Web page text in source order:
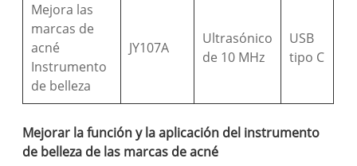
Mejora las
marcas de
acné
Instrumento
de belleza
JY107A
Ultrasónico
de 10 MHz
USB
tipo C
Mejorar la función y la aplicación del instrumento
de belleza de las marcas de acné